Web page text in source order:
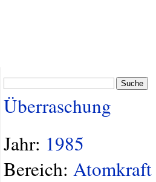
Suche
Überraschung
Jahr: 1985
Bereich: Atomkraft